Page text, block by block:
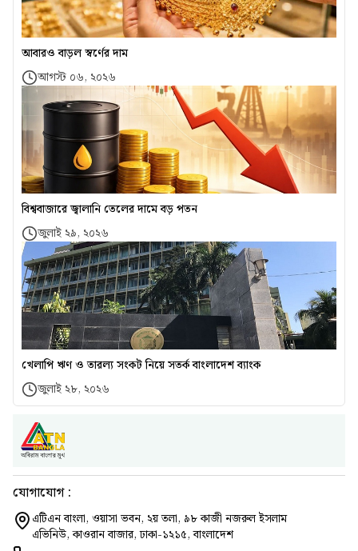
আবারও বাড়ল স্বর্ণের দাম
আগস্ট ০৬, ২০২৬
বিশ্ববাজারে জ্বালানি তেলের দামে বড় পতন
জুলাই ২৯, ২০২৬
খেলাপি ঋণ ও তারল্য সংকট নিয়ে সতর্ক বাংলাদেশ ব্যাংক
জুলাই ২৮, ২০২৬
যোগাযোগ :
এটিএন বাংলা, ওয়াসা ভবন, ২য় তলা, ৯৮ কাজী নজরুল ইসলাম
এভিনিউ, কাওরান বাজার, ঢাকা-১২১৫, বাংলাদেশ